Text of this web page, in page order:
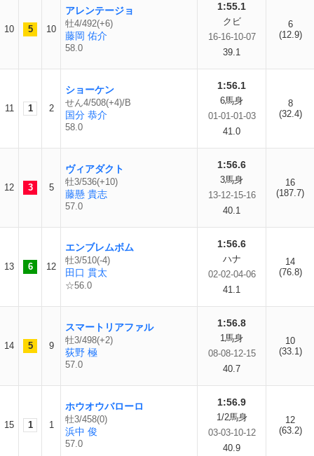
10 5 10
アレンテージョ
牡4/492(+6)
藤岡 佑介
58.0
1:55.1
クビ
16-16-10-07
39.1
6
(12.9)
11 1 2
ショーケン
せん4/508(+4)/B
国分 恭介
58.0
1:56.1
6馬身
01-01-01-03
41.0
8
(32.4)
12 3 5
ヴィアダクト
牡3/536(+10)
藤懸 貴志
57.0
1:56.6
3馬身
13-12-15-16
40.1
16
(187.7)
13 6 12
エンブレムボム
牡3/510(-4)
田口 貫太
☆56.0
1:56.6
ハナ
02-02-04-06
41.1
14
(76.8)
14 5 9
スマートリアファル
牡3/498(+2)
荻野 極
57.0
1:56.8
1馬身
08-08-12-15
40.7
10
(33.1)
15 1 1
ホウオウバローロ
牡3/458(0)
浜中 俊
57.0
1:56.9
1/2馬身
03-03-10-12
40.9
12
(63.2)